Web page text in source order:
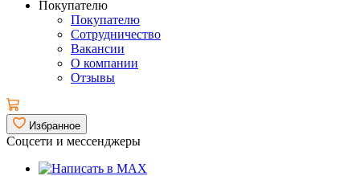
Покупателю
Покупателю
Сотрудничество
Вакансии
О компании
Отзывы
Избранное
Соцсети и мессенджеры